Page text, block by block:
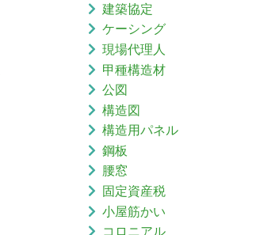
建築協定
ケーシング
現場代理人
甲種構造材
公図
構造図
構造用パネル
鋼板
腰窓
固定資産税
小屋筋かい
コロニアル